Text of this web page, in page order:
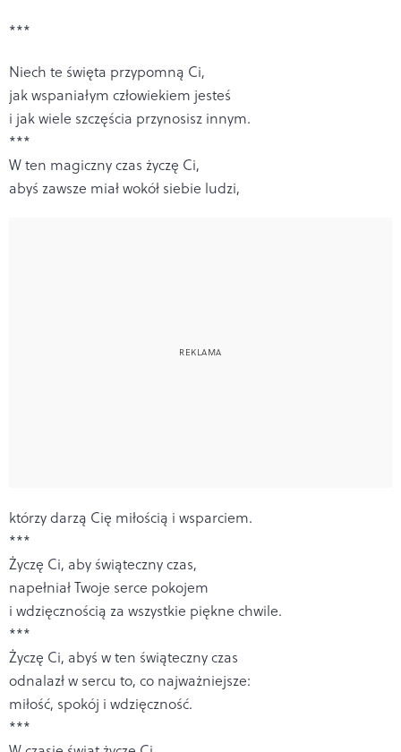
***
Niech te święta przypomną Ci,
jak wspaniałym człowiekiem jesteś
i jak wiele szczęścia przynosisz innym.
***
W ten magiczny czas życzę Ci,
abyś zawsze miał wokół siebie ludzi,
którzy darzą Cię miłością i wsparciem.
***
Życzę Ci, aby świąteczny czas,
napełniał Twoje serce pokojem
i wdzięcznością za wszystkie piękne chwile.
***
Życzę Ci, abyś w ten świąteczny czas
odnalazł w sercu to, co najważniejsze:
miłość, spokój i wdzięczność.
***